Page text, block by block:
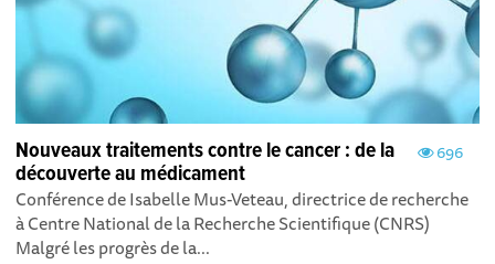
696
Nouveaux traitements contre le cancer : de la
découverte au médicament
Conférence de Isabelle Mus-Veteau, directrice de recherche
à Centre National de la Recherche Scientifique (CNRS)
Malgré les progrès de la...